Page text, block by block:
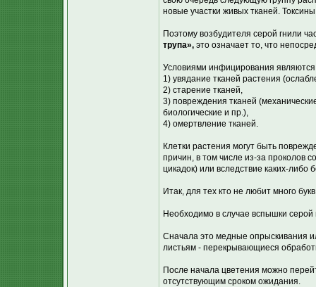
новые участки живых тканей.
Поэтому возбудителя серой гнили
трупа», это означает то, что
Условиями инфицирования
1) увядание тканей растения
2) старение тканей,
3) повреждения тканей
биологические и пр.),
4) омертвление тканей.
Клетки растения могут быть
причин, в том числе из-за проколов
цикадок) или вследствие каких-либо
Итак, для тех кто не любит много
Необходимо в случае вспышки серой
Сначала это медные опрыскивания
листьям - перекрывающиеся
После начала цветения можно
отсутствующим сроком ожидания.